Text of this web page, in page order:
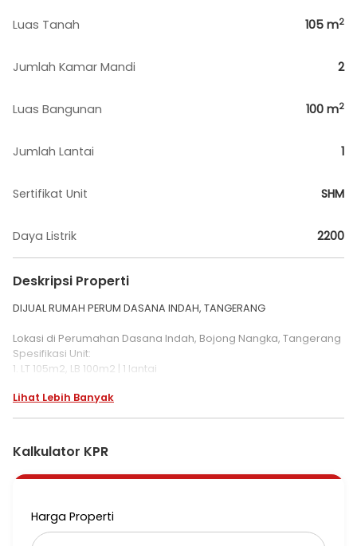
Luas Tanah 105 m2
Jumlah Kamar Mandi 2
Luas Bangunan 100 m2
Jumlah Lantai 1
Sertifikat Unit SHM
Daya Listrik 2200
Deskripsi Properti
DIJUAL RUMAH PERUM DASANA INDAH, TANGERANG
Lokasi di Perumahan Dasana Indah, Bojong Nangka, Tangerang
Spesifikasi Unit:
1. LT 105m2, LB 100m2 | 1 lantai
3. Ada ruang tamu, ruang keluarga, dapur, akses mobil masuk,
5. Listrik 2200W, PNGAS, Air PDAM
6. Bonus AC
7. SHM
- 2 KM ke Gading Serpong
- 3 KM ke Karawaci
Lihat Lebih Banyak
Kalkulator KPR
Harga Properti